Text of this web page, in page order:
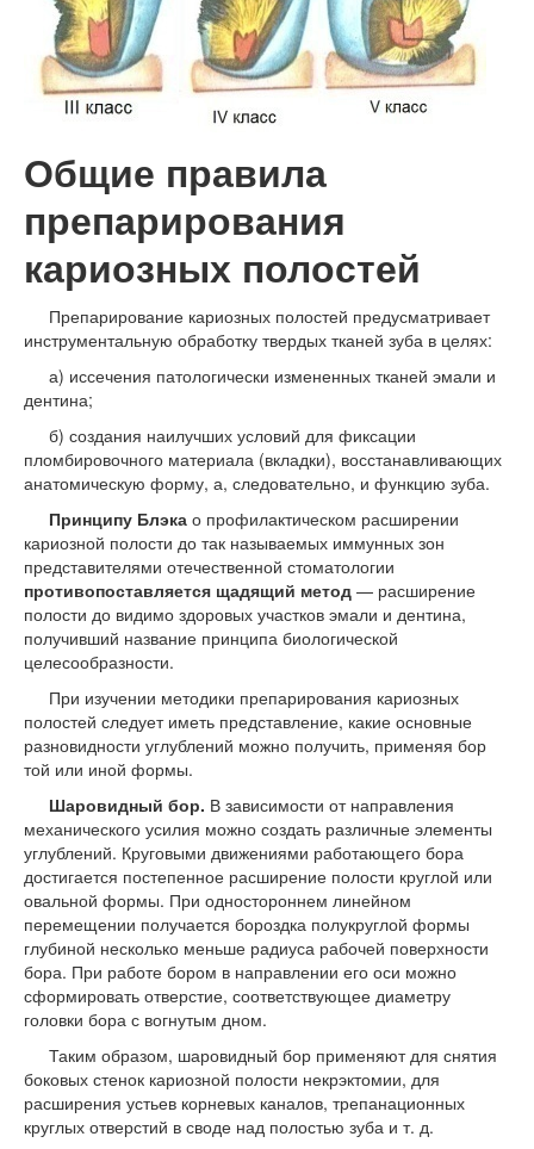
Общие правила
препарирования
кариозных полостей
Препарирование кариозных полостей предусматривает
инструментальную обработку твердых тканей зуба в целях:
а) иссечения патологически измененных тканей эмали и
дентина;
б) создания наилучших условий для фиксации
пломбировочного материала (вкладки), восстанавливающих
анатомическую форму, а, следовательно, и функцию зуба.
Принципу Блэка о профилактическом расширении
кариозной полости до так называемых иммунных зон
представителями отечественной стоматологии
противопоставляется щадящий метод — расширение
полости до видимо здоровых участков эмали и денти­на,
получивший название принципа биологической
целесообразности.
При изучении методики препарирования кариозных
полостей следует иметь представление, какие основные
разновидности углублений можно получить, применяя бор
той или иной формы.
Шаровидный бор. В зависимости от направления
механического усилия можно создать различные элементы
углублений. Круговыми движениями работающего бора
достигается постепенное расширение полости круглой или
овальной формы. При одностороннем линейном
перемещении получается бороздка полукруглой формы
глубиной несколько меньше радиуса рабочей поверхности
бора. При работе бором в направлении его оси можно
сформи­ровать отверстие, соответствующее диаметру
головки бора с вогнутым дном.
Таким образом, шаровидный бор применяют для снятия
боковых стенок кариозной полости некрэктомии, для
расширения устьев корневых каналов, трепанационных
круглых отверстий в своде над полостью зуба и т. д.